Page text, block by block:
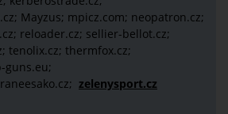
Mayzus; mpicz.com; neopatron.cz;
reloader.cz; sellier-bellot.cz;
tenolix.cz; thermfox.cz;
guns.eu;
zelenysport.cz